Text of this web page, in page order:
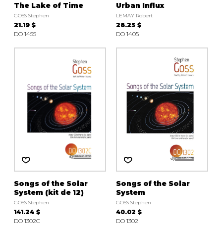
The Lake of Time
GOSS Stephen
21.19 $
DO 1455
Urban Influx
LEMAY Robert
28.25 $
DO 1405
Songs of the Solar
System (kit de 12)
GOSS Stephen
141.24 $
DO 1302C
Songs of the Solar
System
GOSS Stephen
40.02 $
DO 1302